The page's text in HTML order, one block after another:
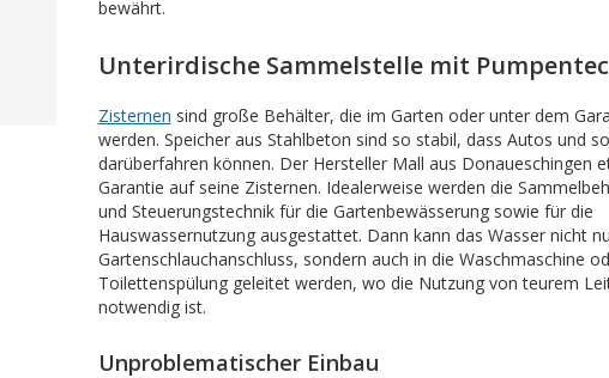
bewährt.
Unterirdische Sammelstelle mit
Zisternen sind große Behälter, die im Garten oder unter dem
werden. Speicher aus Stahlbeton sind so stabil, dass Autos und
darüberfahren können. Der Hersteller Mall aus Donaueschingen
Garantie auf seine Zisternen. Idealerweise werden die
und Steuerungstechnik für die Gartenbewässerung sowie für die
Hauswassernutzung ausgestattet. Dann kann das Wasser nicht
Gartenschlauchanschluss, sondern auch in die Waschmaschine
Toilettenspülung geleitet werden, wo die Nutzung von teurem
notwendig ist.
Unproblematischer Einbau